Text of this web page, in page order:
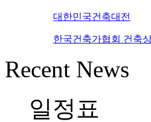
대한민국건축대전
한국건축가협회 건축
Recent News
일정표